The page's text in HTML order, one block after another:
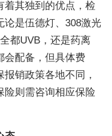
着其独到的优点，检
论是伍德灯、308激光
都UVB，还是药离
会配备，但具体费
销政策各地不同，
险则需咨询相应保险